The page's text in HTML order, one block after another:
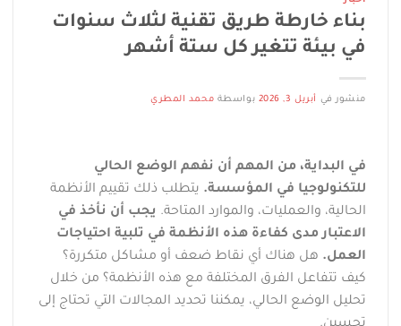
بناء خارطة طريق تقنية لثلاث سنوات
في بيئة تتغير كل ستة أشهر
منشور في أبريل 3, 2026 بواسطة محمد المطري
في البداية، من المهم أن نفهم الوضع الحالي
للتكنولوجيا في المؤسسة. يتطلب ذلك تقييم الأنظمة
الحالية، والعمليات، والموارد المتاحة. يجب أن نأخذ في
الاعتبار مدى كفاءة هذه الأنظمة في تلبية احتياجات
العمل. هل هناك أي نقاط ضعف أو مشاكل متكررة؟
كيف تتفاعل الفرق المختلفة مع هذه الأنظمة؟ من خلال
تحليل الوضع الحالي، يمكننا تحديد المجالات التي تحتاج إلى